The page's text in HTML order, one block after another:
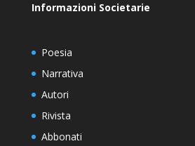
Informazioni Societarie
Poesia
Narrativa
Autori
Rivista
Abbonati